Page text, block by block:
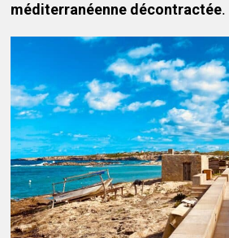
méditerranéenne décontractée.